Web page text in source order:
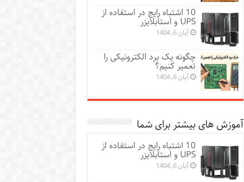
10 اشتباه رایج در استفاده از
UPS و استابلایزر
آبان 6, 1404
چگونه یک برد الکترونیکی را
تعمیر کنیم؟
آبان 6, 1404
آموزش های بیشتر برای شما
10 اشتباه رایج در استفاده از
UPS و استابلایزر
آبان 6, 1404